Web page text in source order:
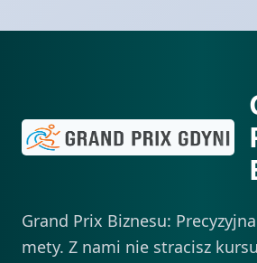
Grand Prix Biznesu:
mety. Z nami nie stracisz